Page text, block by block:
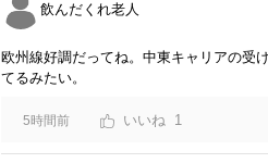
飲んだくれ老人
欧州線好調だってね。中東キャリアの受
てるみたい。
5時間前 1